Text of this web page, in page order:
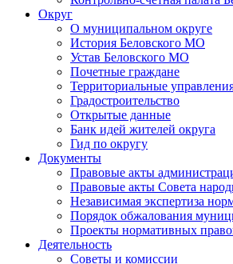
Округ
О муниципальном округе
История Беловского МО
Устав Беловского МО
Почетные граждане
Территориальные
Градостроительство
Открытые данные
Банк идей жителей округа
Гид по округу
Документы
Правовые акты
Правовые акты Совета
Независимая экспертиза
Порядок обжалования
Проекты нормативных
Деятельность
Советы и комиссии